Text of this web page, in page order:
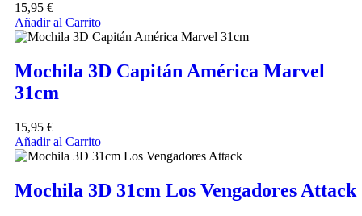
15,95 €
Añadir al Carrito
Mochila 3D Capitán América Marvel
31cm
15,95 €
Añadir al Carrito
Mochila 3D 31cm Los Vengadores Attack